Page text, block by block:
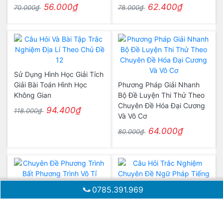
70.000₫ 56.000₫ 78.000₫ 62.400₫
Sử Dụng Hình Học Giải Tích
Giải Bài Toán Hình Học
Không Gian
118.000₫ 94.400₫
Phương Pháp Giải Nhanh
Bộ Đề Luyện Thi Thử Theo
Chuyên Đề Hóa Đại Cương
Và Vô Cơ
80.000₫ 64.000₫
Chuyên Đề Phương Trình0785.391.969